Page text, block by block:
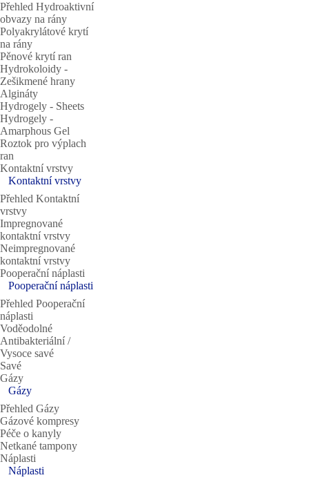
Přehled Hydroaktivní
obvazy na rány
Polyakrylátové krytí
na rány
Pěnové krytí ran
Hydrokoloidy ‐
Zešikmené hrany
Algináty
Hydrogely ‐ Sheets
Hydrogely ‐
Amarphous Gel
Roztok pro výplach
ran
Kontaktní vrstvy
Kontaktní vrstvy
Přehled Kontaktní
vrstvy
Impregnované
kontaktní vrstvy
Neimpregnované
kontaktní vrstvy
Pooperační náplasti
Pooperační náplasti
Přehled Pooperační
náplasti
Voděodolné
Antibakteriální /
Vysoce savé
Savé
Gázy
Gázy
Přehled Gázy
Gázové kompresy
Péče o kanyly
Netkané tampony
Náplasti
Náplasti